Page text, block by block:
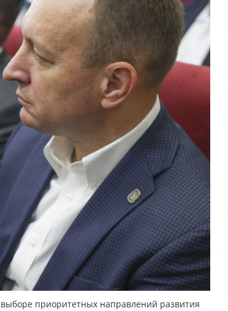
приоритетных направлений развития